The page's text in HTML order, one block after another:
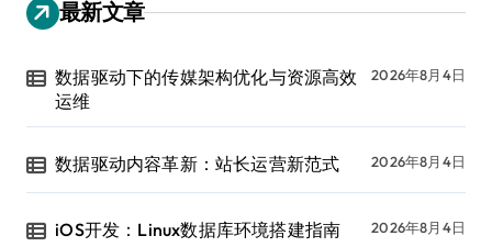
最新文章
数据驱动下的传媒架构优化与资源高效
运维
2026年8月4日
数据驱动内容革新：站长运营新范式 2026年8月4日
iOS开发：Linux数据库环境搭建指南 2026年8月4日